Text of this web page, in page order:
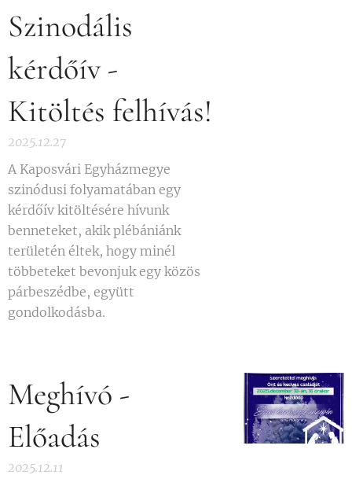
Szinodális
kérdőív -
Kitöltés felhívás!
2025.12.27
A Kaposvári Egyházmegye
szinódusi folyamatában egy
kérdőív kitöltésére hívunk
benneteket, akik plébániánk
területén éltek, hogy minél
többeteket bevonjuk egy közös
párbeszédbe, együtt
gondolkodásba.
Meghívó -
Előadás
2025.12.11